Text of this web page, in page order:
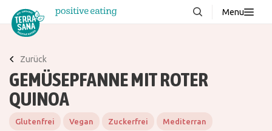
Menu
Über uns
Wissenswertes
FAQ
Zurück
GEMÜSEPFANNE MIT ROTER
QUINOA
Glutenfrei Vegan Zuckerfrei Mediterran